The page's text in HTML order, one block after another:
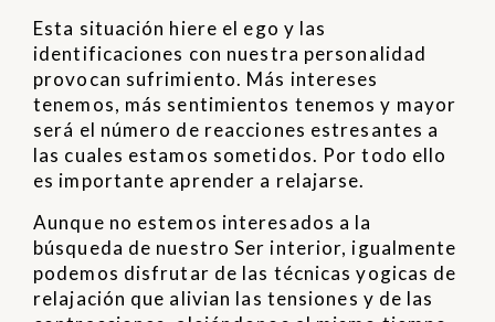
Esta situación hiere el ego y las
identificaciones con nuestra personalidad
provocan sufrimiento. Más intereses
tenemos, más sentimientos tenemos y mayor
será el número de reacciones estresantes a
las cuales estamos sometidos. Por todo ello
es importante aprender a relajarse.
Aunque no estemos interesados a la
búsqueda de nuestro Ser interior, igualmente
podemos disfrutar de las técnicas yogicas de
relajación que alivian las tensiones y de las